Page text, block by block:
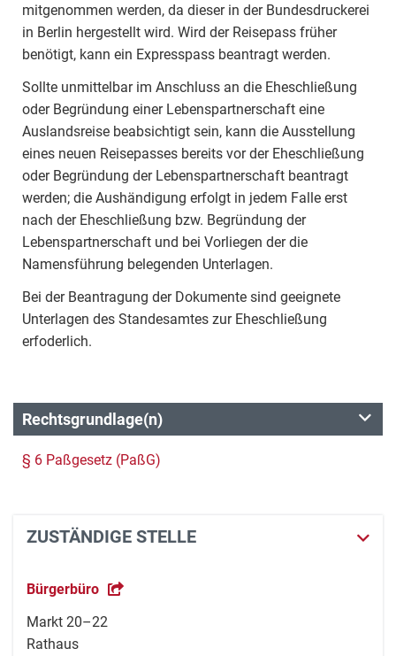
mitgenommen werden, da dieser in der Bundesdruckerei
in Berlin hergestellt wird. Wird der Reisepass früher
benötigt, kann ein Expresspass beantragt werden.
Sollte unmittelbar im Anschluss an die Eheschließung
oder Begründung einer Lebenspartnerschaft eine
Auslandsreise beabsichtigt sein, kann die Ausstellung
eines neuen Reisepasses bereits vor der Eheschließung
oder Begründung der Lebenspartnerschaft beantragt
werden; die Aushändigung erfolgt in jedem Falle erst
nach der Eheschließung bzw. Begründung der
Lebenspartnerschaft und bei Vorliegen der die
Namensführung belegenden Unterlagen.
Bei der Beantragung der Dokumente sind geeignete
Unterlagen des Standesamtes zur Eheschließung
erfoderlich.
Rechtsgrundlage(n)
§ 6 Paßgesetz (PaßG)
ZUSTÄNDIGE STELLE
Bürgerbüro
Markt 20–22
Rathaus